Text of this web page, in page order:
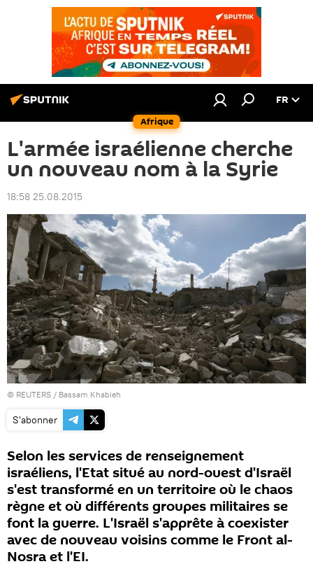
Afrique
FR
L'armée israélienne cherche
un nouveau nom à la Syrie
18:58 25.08.2015
© REUTERS / Bassam Khabieh
S'abonner
Selon les services de renseignement
israéliens, l'Etat situé au nord-ouest d'Israël
s'est transformé en un territoire où le chaos
règne et où différents groupes militaires se
font la guerre. L'Israël s'apprête à coexister
avec de nouveau voisins comme le Front al-
Nosra et l'EI.